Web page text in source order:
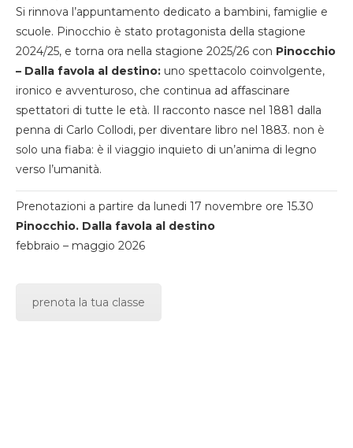
Si rinnova l’appuntamento dedicato a bambini, famiglie e
scuole. Pinocchio è stato protagonista della stagione
2024/25, e torna ora nella stagione 2025/26 con Pinocchio
– Dalla favola al destino: uno spettacolo coinvolgente,
ironico e avventuroso, che continua ad affascinare
spettatori di tutte le età. Il racconto nasce nel 1881 dalla
penna di Carlo Collodi, per diventare libro nel 1883. non è
solo una fiaba: è il viaggio inquieto di un’anima di legno
verso l’umanità.
Prenotazioni a partire da lunedi 17 novembre ore 15.30
Pinocchio. Dalla favola al destino
febbraio – maggio 2026
prenota la tua classe